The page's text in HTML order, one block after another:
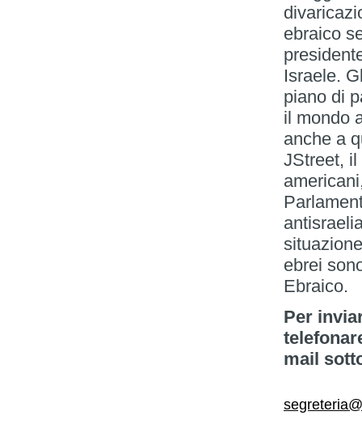
ebraico
Israele.
piano di
il mondo
anche a
JStreet, il
ebrei
Ebraico.
Per
mail